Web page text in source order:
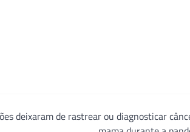
deixaram de rastrear ou diagnosticar